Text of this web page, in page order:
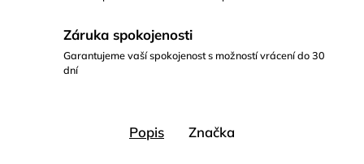
Záruka spokojenosti
Garantujeme vaší spokojenost s možností vrácení do 30
dní
Popis Značka